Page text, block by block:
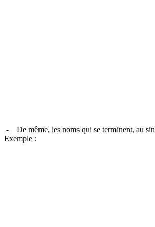
- De même, les noms qui se terminent, au
Exemple :